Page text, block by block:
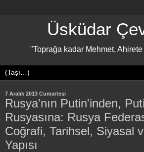
Üsküdar
"Toprağa kadar Mehmet,
7 Aralık 2013 Cumartesi
Rusya'nın Putin'inden,
Rusyasına: Rusya
Coğrafi, Tarihsel, Siyasal
Yapısı